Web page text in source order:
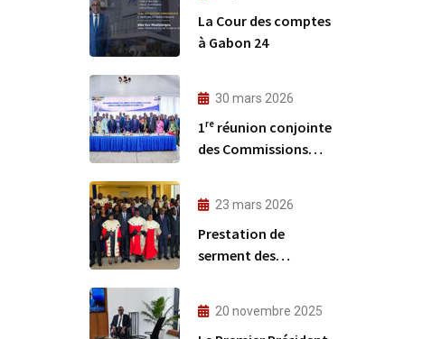
La Cour des comptes
à Gabon 24
30 mars 2026
1ʳᵉ réunion conjointe
des Commissions
23 mars 2026
Prestation de
serment des
20 novembre 2025